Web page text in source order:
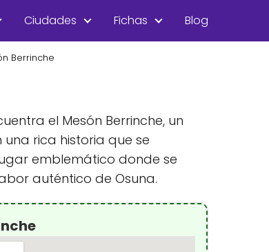
Ciudades Fichas Blog
Berrinche
el Mesón Berrinche, un
rica historia que se
emblemático donde se
auténtico de Osuna.